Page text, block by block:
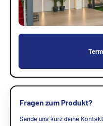
Fragen zum Produkt?
Sende uns kurz deine